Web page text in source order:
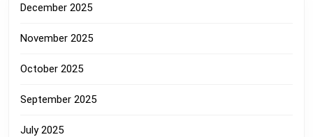
December 2025
November 2025
October 2025
September 2025
July 2025